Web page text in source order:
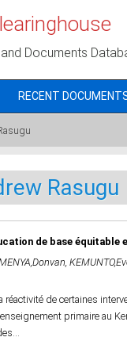
Documents
RECENT
Rasugu
de base équitable
,
de certaines
primaire au